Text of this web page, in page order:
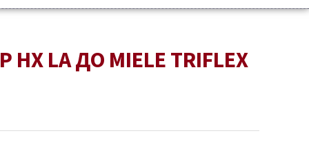
LA ДО MIELE TRIFLEX